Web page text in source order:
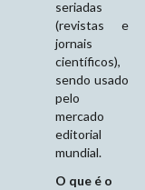
seriadas
(revistas e
jornais
científicos),
sendo usado
pelo
mercado
editorial
mundial.
O que é o